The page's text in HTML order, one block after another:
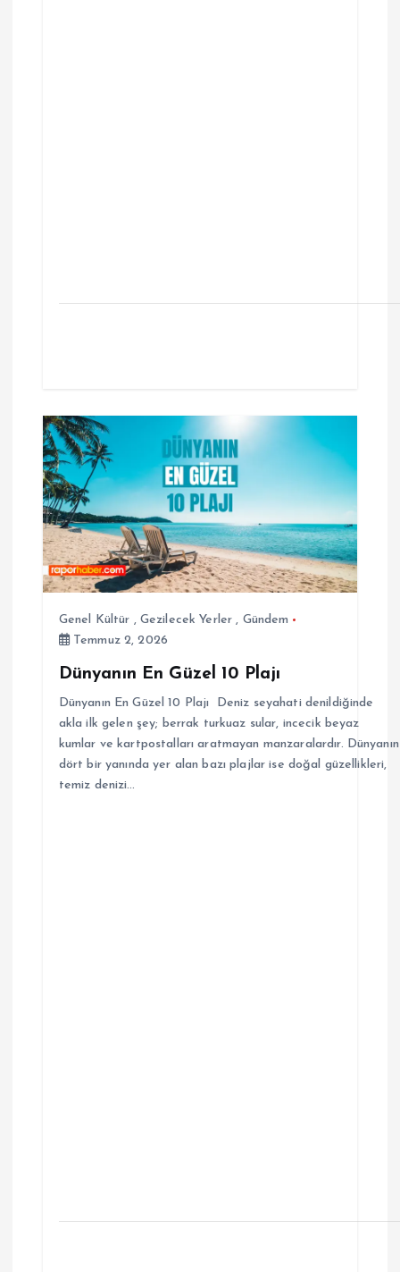
Genel Kültür , Gezilecek Yerler , Gündem
Temmuz 2, 2026
Dünyanın En Güzel 10 Plajı
Dünyanın En Güzel 10 Plajı Deniz seyahati denildiğinde
akla ilk gelen şey; berrak turkuaz sular, incecik beyaz
kumlar ve kartpostalları aratmayan manzaralardır. Dünyanın
dört bir yanında yer alan bazı plajlar ise doğal güzellikleri,
temiz denizi…